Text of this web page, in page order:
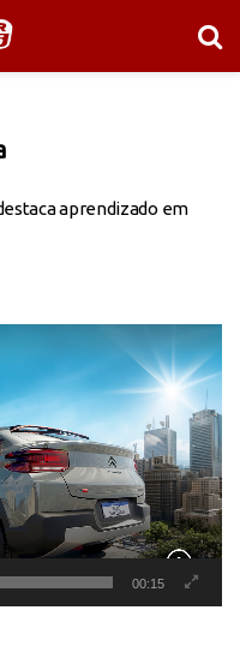
aprendizado em
00:15